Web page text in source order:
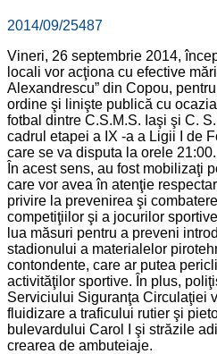
2014/09/25487
Vineri, 26 septembrie 2014,
locali vor acţiona cu efective
Alexandrescu” din Copou,
ordine şi linişte publică cu
fotbal dintre C.S.M.S. Iaşi şi C.
cadrul etapei a IX -a a Ligii I de
care se va disputa la orele 21:00.
În acest sens, au fost mobilizaţi
care vor avea în atenţie
privire la prevenirea şi
competiţiilor şi a jocurilor
lua măsuri pentru a preveni
stadionului a materialelor
contondente, care ar putea
activităţilor sportive. În plus,
Serviciului Siguranţa Circulaţiei
fluidizare a traficului rutier şi
bulevardului Carol I şi străzile
crearea de ambuteiaje.